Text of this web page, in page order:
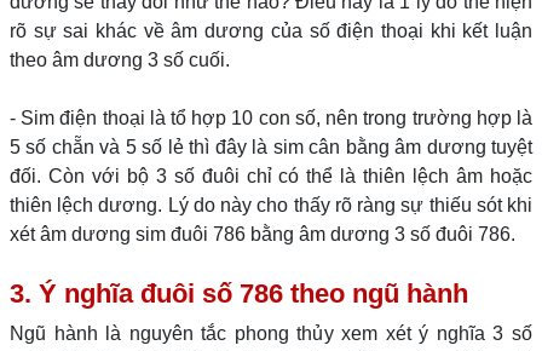
rõ sự sai khác về âm dương của số điện thoại khi kết luận
theo âm dương 3 số cuối.
- Sim điện thoại là tổ hợp 10 con số, nên trong trường hợp là
5 số chẵn và 5 số lẻ thì đây là sim cân bằng âm dương tuyệt
đối. Còn với bộ 3 số đuôi chỉ có thể là thiên lệch âm hoặc
thiên lệch dương. Lý do này cho thấy rõ ràng sự thiếu sót khi
xét âm dương sim đuôi 786 bằng âm dương 3 số đuôi 786.
3. Ý nghĩa đuôi số 786 theo ngũ hành
Ngũ hành là nguyên tắc phong thủy xem xét ý nghĩa 3 số